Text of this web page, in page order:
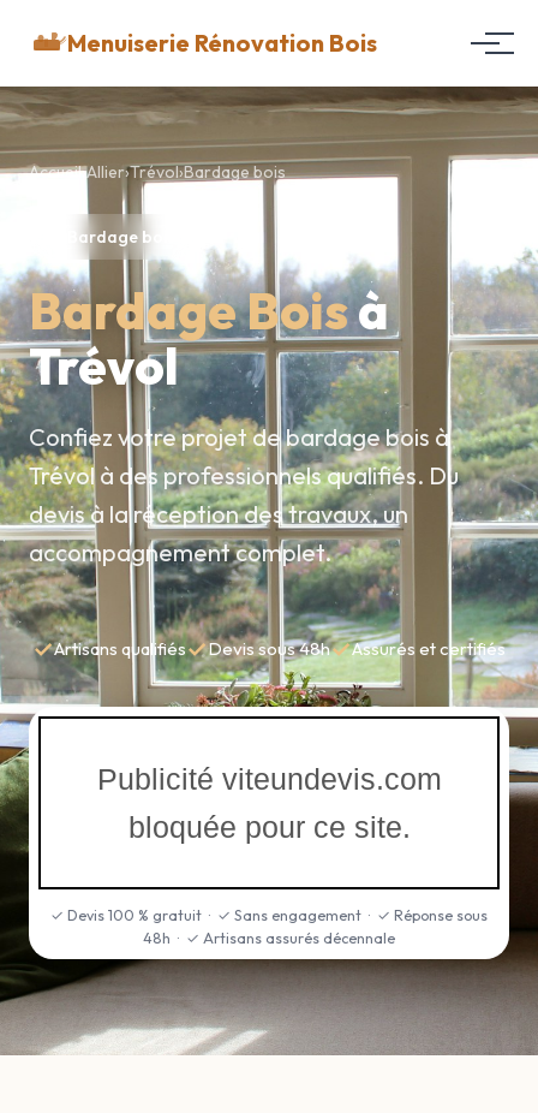
Menuiserie Rénovation Bois
Accueil›Allier›Trévol›Bardage bois
Bardage bois
Bardage Boisà
Trévol
Confiez votre projet de bardage bois à
Trévol à des professionnels qualifiés. Du
devis à la réception des travaux, un
accompagnement complet.
✓Artisans qualifiés✓Devis sous 48h✓Assurés et certifiés
Publicité viteundevis.com
bloquée pour ce site.
✓ Devis 100 % gratuit · ✓ Sans engagement · ✓ Réponse sous
48h · ✓ Artisans assurés décennale